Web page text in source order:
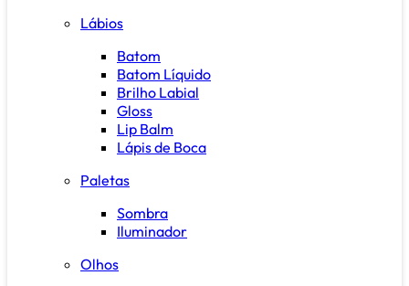
Lábios
Batom
Batom Líquido
Brilho Labial
Gloss
Lip Balm
Lápis de Boca
Paletas
Sombra
Iluminador
Olhos